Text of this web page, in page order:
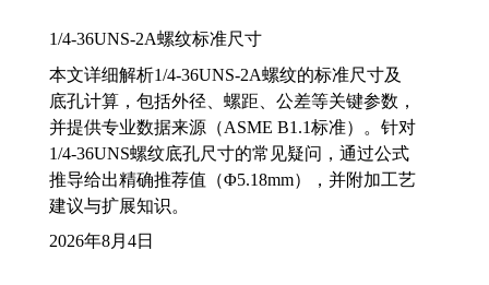
1/4-36UNS-2A螺纹标准尺寸
本文详细解析1/4-36UNS-2A螺纹的标准尺寸及
底孔计算，包括外径、螺距、公差等关键参数，
并提供专业数据来源（ASME B1.1标准）。针对
1/4-36UNS螺纹底孔尺寸的常见疑问，通过公式
推导给出精确推荐值（Φ5.18mm），并附加工艺
建议与扩展知识。
2026年8月4日